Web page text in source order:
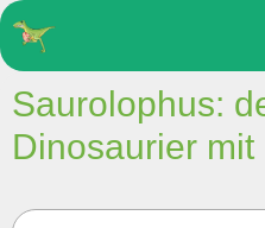
Zum
Inhalt
springen
Saurolophus:
Dinosaurier mit